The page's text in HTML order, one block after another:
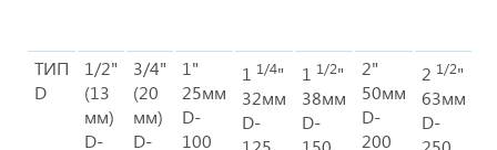
ТИП
D
1/2"
(13
мм)
D-
3/4"
(20
мм)
D-
1"
25мм
D-
100
1 1/4"
32мм
D-
1 1/2"
38мм
D-
2"
50мм
D-
200
2 1/2"
63мм
D-